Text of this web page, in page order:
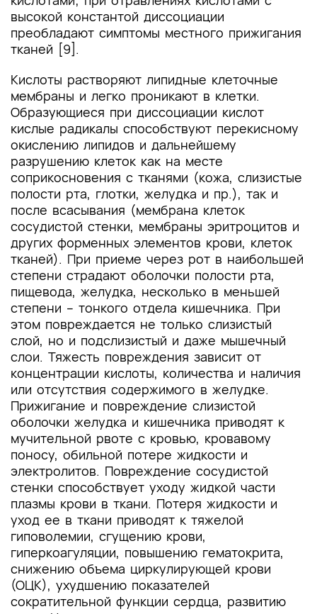
высокой константой диссоциации
преобладают симптомы местного прижигания
тканей [9].
Кислоты растворяют липидные клеточные
мембраны и легко проникают в клетки.
Образующиеся при диссоциации кислот
кислые радикалы способствуют перекисному
окислению липидов и дальнейшему
разрушению клеток как на месте
соприкосновения с тканями (кожа, слизистые
полости рта, глотки, желудка и пр.), так и
после всасывания (мембрана клеток
сосудистой стенки, мембраны эритроцитов и
других форменных элементов крови, клеток
тканей). При приеме через рот в наибольшей
степени страдают оболочки полости рта,
пищевода, желудка, несколько в меньшей
степени – тонкого отдела кишечника. При
этом повреждается не только слизистый
слой, но и подслизистый и даже мышечный
слои. Тяжесть повреждения зависит от
концентрации кислоты, количества и наличия
или отсутствия содержимого в желудке.
Прижигание и повреждение слизистой
оболочки желудка и кишечника приводят к
мучительной рвоте с кровью, кровавому
поносу, обильной потере жидкости и
электролитов. Повреждение сосудистой
стенки способствует уходу жидкой части
плазмы крови в ткани. Потеря жидкости и
уход ее в ткани приводят к тяжелой
гиповолемии, сгущению крови,
гиперкоагуляции, повышению гематокрита,
снижению объема циркулирующей крови
(ОЦК), ухудшению показателей
сократительной функции сердца, развитию